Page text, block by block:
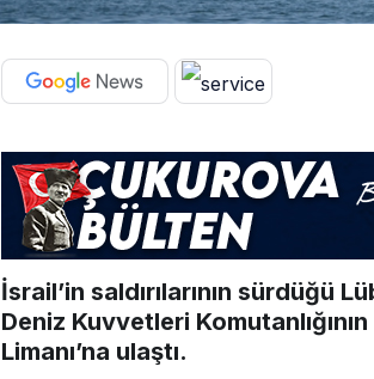
İsrail’in saldırılarının sürdüğü
Deniz Kuvvetleri
Limanı’na ulaştı.